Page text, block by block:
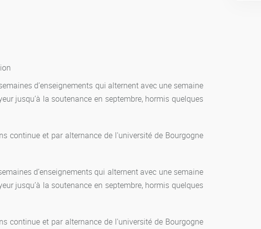
calculée à partir de la moyenne des notes des unités
Une UE est validée et capitalisable, c’est-à-dire
sur 20 par compensation entre chaque matière de l’UE.
(matières) constitutifs des UE non validées ont une
sont supérieures ou égales à 10 sur 20.
souveraine du jury.
d’enseignements qui alternent avec une semaine
jusqu’à la soutenance en septembre, hormis quelques
continue et par alternance de l'université de Bourgogne
d’enseignements qui alternent avec une semaine
jusqu’à la soutenance en septembre, hormis quelques
continue et par alternance de l'université de Bourgogne